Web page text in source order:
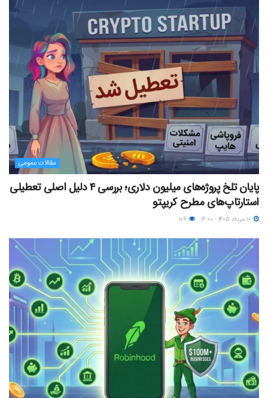
مقالات عمومی
پایان تلخ پروژه‌های میلیون دلاری؛ بررسی ۴ دلیل اصلی تعطیلی
استارتاپ‌های مطرح کریپتو